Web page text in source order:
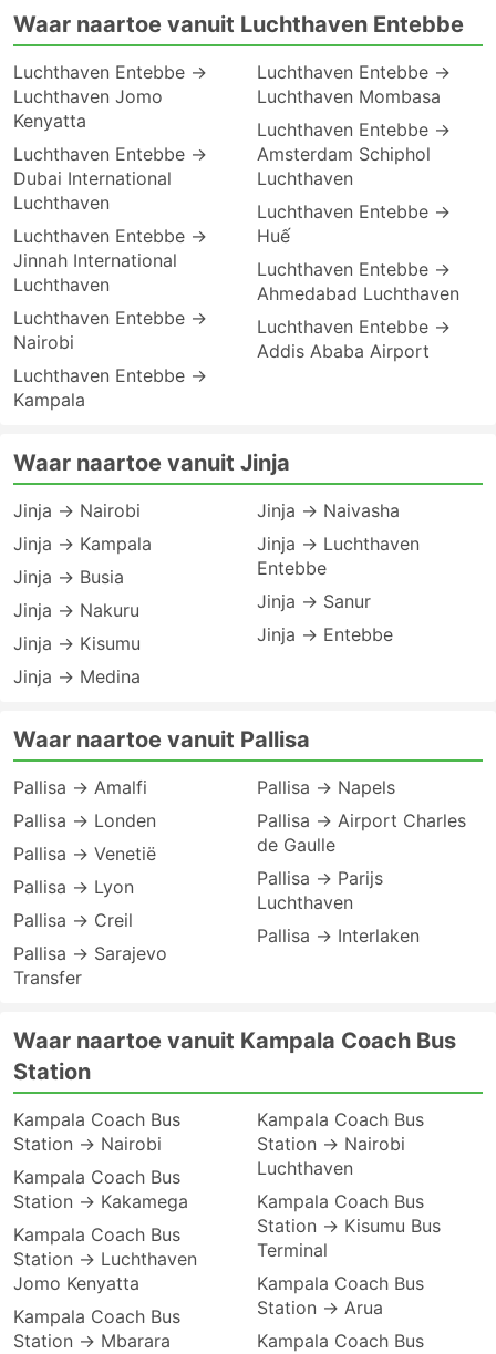
Waar naartoe vanuit Luchthaven Entebbe
Luchthaven Entebbe →
Luchthaven Jomo
Kenyatta
Luchthaven Entebbe →
Dubai International
Luchthaven
Luchthaven Entebbe →
Jinnah International
Luchthaven
Luchthaven Entebbe →
Nairobi
Luchthaven Entebbe →
Kampala
Luchthaven Entebbe →
Luchthaven Mombasa
Luchthaven Entebbe →
Amsterdam Schiphol
Luchthaven
Luchthaven Entebbe →
Huế
Luchthaven Entebbe →
Ahmedabad Luchthaven
Luchthaven Entebbe →
Addis Ababa Airport
Waar naartoe vanuit Jinja
Jinja → Nairobi
Jinja → Kampala
Jinja → Busia
Jinja → Nakuru
Jinja → Kisumu
Jinja → Medina
Jinja → Naivasha
Jinja → Luchthaven
Entebbe
Jinja → Sanur
Jinja → Entebbe
Waar naartoe vanuit Pallisa
Pallisa → Amalfi
Pallisa → Londen
Pallisa → Venetië
Pallisa → Lyon
Pallisa → Creil
Pallisa → Sarajevo
Transfer
Pallisa → Napels
Pallisa → Airport Charles
de Gaulle
Pallisa → Parijs
Luchthaven
Pallisa → Interlaken
Waar naartoe vanuit Kampala Coach Bus
Station
Kampala Coach Bus
Station → Nairobi
Kampala Coach Bus
Station → Kakamega
Kampala Coach Bus
Station → Luchthaven
Jomo Kenyatta
Kampala Coach Bus
Station → Mbarara
Kampala Coach Bus
Station → Nairobi
Luchthaven
Kampala Coach Bus
Station → Kisumu Bus
Terminal
Kampala Coach Bus
Station → Arua
Kampala Coach Bus